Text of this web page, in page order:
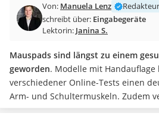
Laser-Multifunktionsdrucker
Powerline-Adapter
Powerstation mit Solarpanel
Gaming-PC
Soundbar
17-Zoll-Laptop
Satellitenschüssel
Gaming-Headset
Von: Manuela Lenz
schreibt über: Eingabegeräte
Lektorin: Janina S.
Mauspads sind längst zu einem
geworden. Modelle mit
verschiedener Online-Tests einen
Arm- und Schultermuskeln. Zudem
durch die Mausbewegung